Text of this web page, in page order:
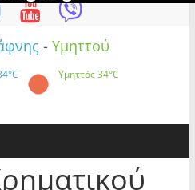
- Υμηττού
Υμηττός34°C